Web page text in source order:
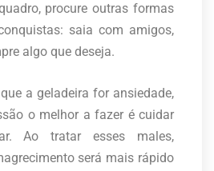
procure outras formas
saia com amigos,
algo que deseja.
a geladeira for ansiedade,
o melhor a fazer é cuidar
Ao tratar esses males,
será mais rápido